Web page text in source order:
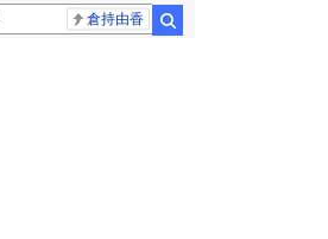
倉持由香